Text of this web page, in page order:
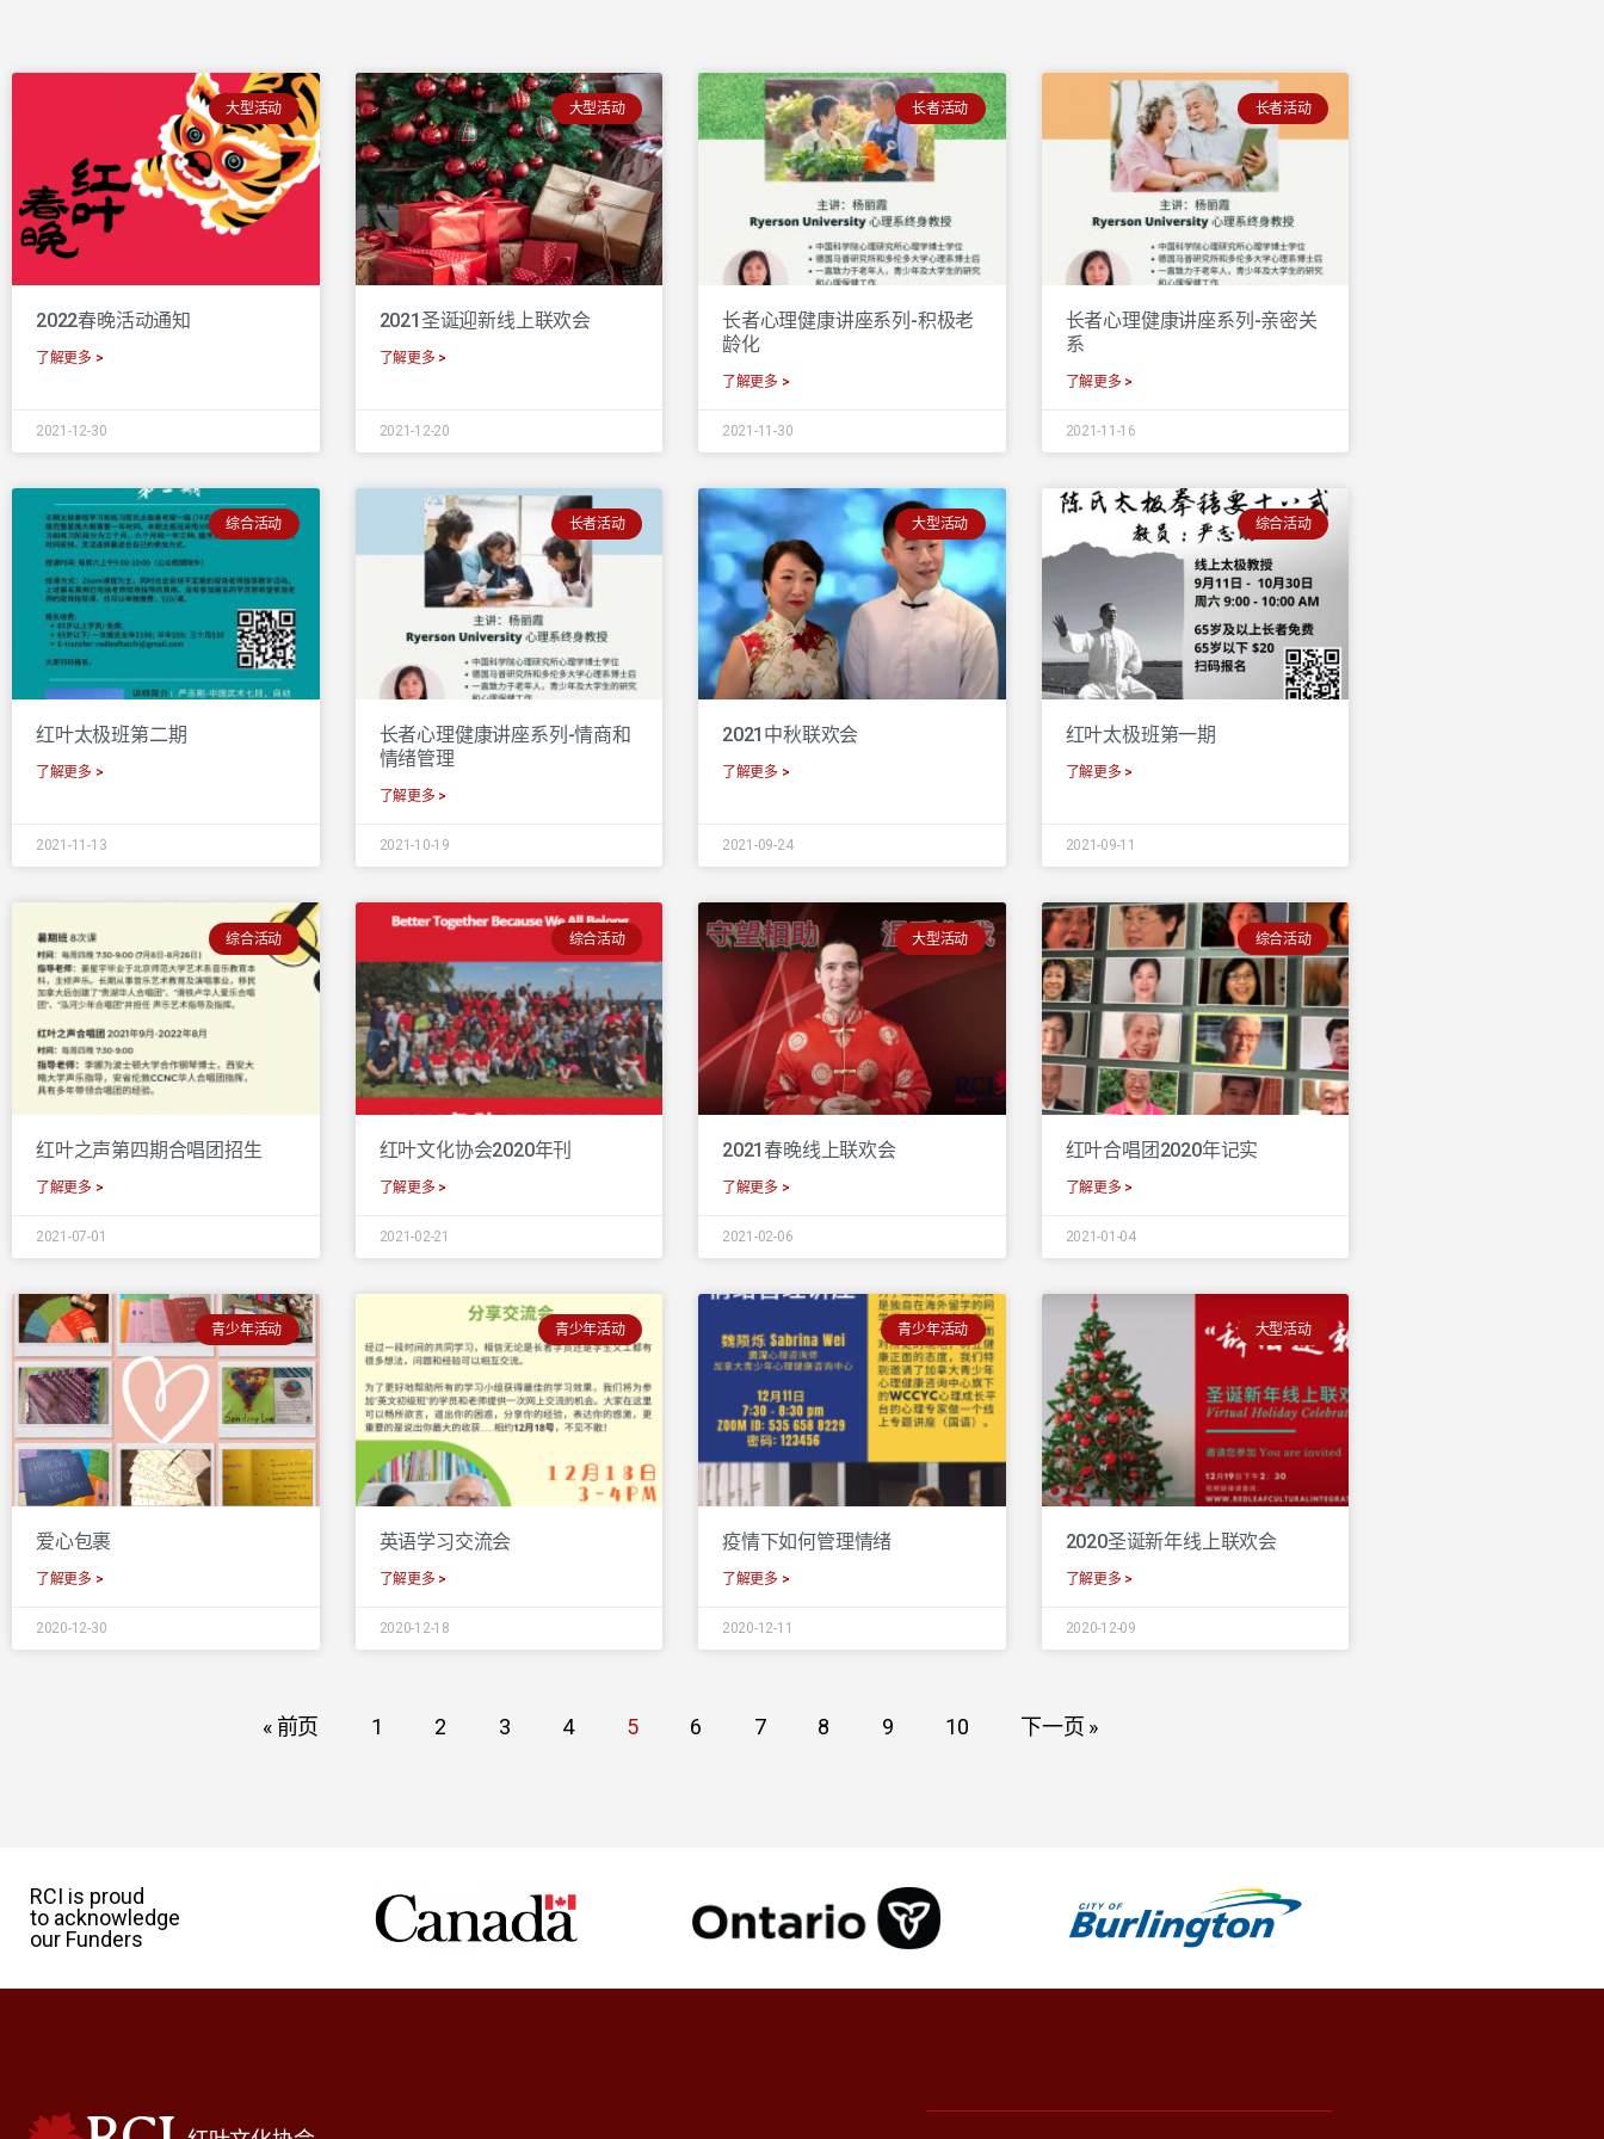
大型活动
2022春晚活动通知
了解更多 >
2021-12-30
大型活动
2021圣诞迎新线上联欢会
了解更多 >
2021-12-20
长者活动
长者心理健康讲座系列-积极老
龄化
了解更多 >
2021-11-30
长者活动
长者心理健康讲座系列-亲密关
系
了解更多 >
2021-11-16
综合活动
红叶太极班第二期
了解更多 >
2021-11-13
长者活动
长者心理健康讲座系列-情商和
情绪管理
了解更多 >
2021-10-19
大型活动
2021中秋联欢会
了解更多 >
2021-09-24
综合活动
红叶太极班第一期
了解更多 >
2021-09-11
综合活动
红叶之声第四期合唱团招生
了解更多 >
2021-07-01
综合活动
红叶文化协会2020年刊
了解更多 >
2021-02-21
大型活动
2021春晚线上联欢会
了解更多 >
2021-02-06
综合活动
红叶合唱团2020年记实
了解更多 >
2021-01-04
青少年活动
爱心包裹
了解更多 >
2020-12-30
青少年活动
英语学习交流会
了解更多 >
2020-12-18
青少年活动
疫情下如何管理情绪
了解更多 >
2020-12-11
大型活动
2020圣诞新年线上联欢会
了解更多 >
2020-12-09
« 前页 1 2 3 4 5 6 7 8 9 10 下一页 »
RCI is proud
to acknowledge
our Funders